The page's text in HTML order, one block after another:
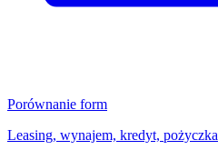
Porównanie form
Leasing, wynajem, kredyt, pożyczka